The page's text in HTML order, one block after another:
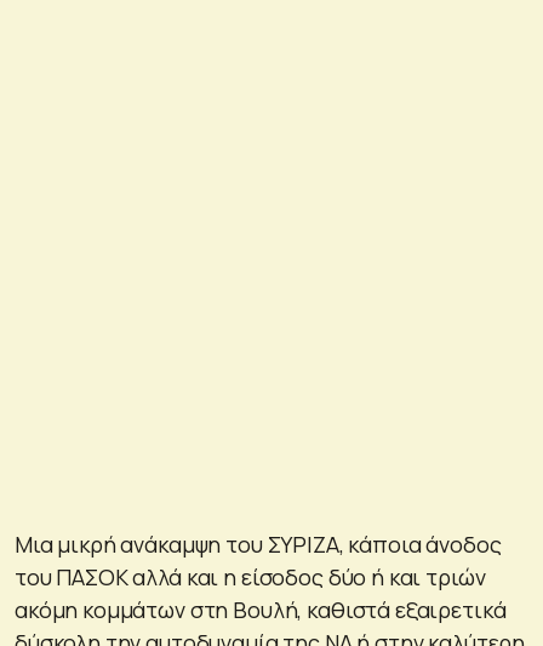
Μια μικρή ανάκαμψη του ΣΥΡΙΖΑ, κάποια άνοδος
του ΠΑΣΟΚ αλλά και η είσοδος δύο ή και τριών
ακόμη κομμάτων στη Βουλή, καθιστά εξαιρετικά